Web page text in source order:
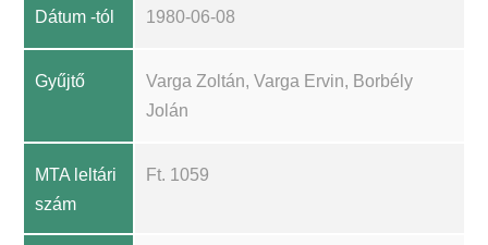
Dátum -tól 1980-06-08
Gyűjtő
Varga Zoltán, Varga Ervin, Borbély
Jolán
MTA leltári
szám
Ft. 1059